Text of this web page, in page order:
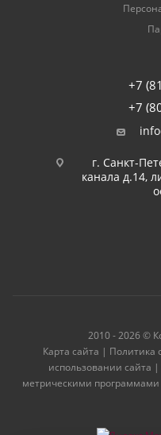
+7
+7
г. Санкт-
канала д.14,
2010 - 2026 ©
Карта сайта | Политика
использовании сайта |
метрическими программами